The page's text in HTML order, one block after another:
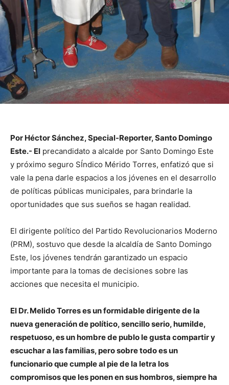
Por Héctor Sánchez, Special-Reporter, Santo Domingo
Este.- El precandidato a alcalde por Santo Domingo Este
y próximo seguro SÍndico Mérido Torres, enfatizó que si
vale la pena darle espacios a los jóvenes en el desarrollo
de políticas públicas municipales, para brindarle la
oportunidades que sus sueños se hagan realidad.
El dirigente político del Partido Revolucionarios Moderno
(PRM), sostuvo que desde la alcaldía de Santo Domingo
Este, los jóvenes tendrán garantizado un espacio
importante para la tomas de decisiones sobre las
acciones que necesita el municipio.
El Dr. Melido Torres es un formidable dirigente de la
nueva generación de político, sencillo serio, humilde,
respetuoso, es un hombre de publo le gusta compartir y
escuchar a las familias, pero sobre todo es un
funcionario que cumple al pie de la letra los
compromisos que les ponen en sus hombros, siempre ha